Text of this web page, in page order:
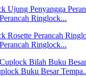
Ringlock...
Ringlock...
Buku Besar